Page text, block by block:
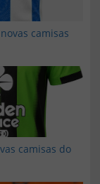
camisas
camisas do